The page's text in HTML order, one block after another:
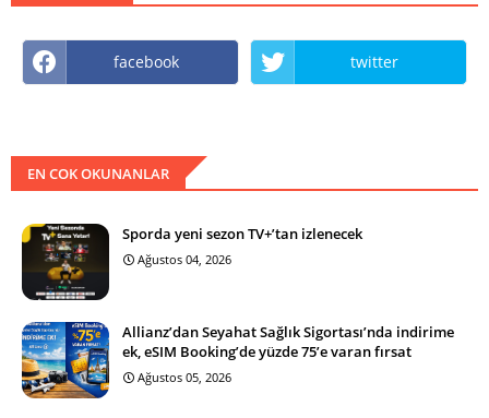
facebook twitter
EN COK OKUNANLAR
Sporda yeni sezon TV+’tan izlenecek
Ağustos 04, 2026
Allianz’dan Seyahat Sağlık Sigortası’nda indirime
ek, eSIM Booking’de yüzde 75’e varan fırsat
Ağustos 05, 2026